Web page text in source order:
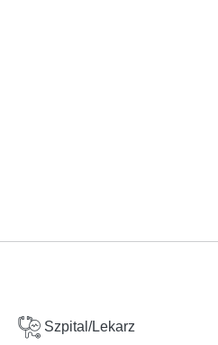
Szpital/Lekarz